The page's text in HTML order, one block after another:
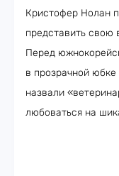
Кристофер Нолан
представить свою
Перед
в прозрачной юбке
назвали
любоваться на